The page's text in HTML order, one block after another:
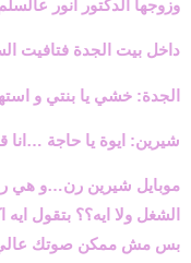
وزوجها الدكتور أنور
داخل بيت الجدة فتافيت
الجدة: خشي يا بنتي و
شيرين: ايوة يا حاجة
موبايل شيرين رن…و هي
الشغل ولا ايه؟؟ بتقول
بس مش ممكن صوتك عالي